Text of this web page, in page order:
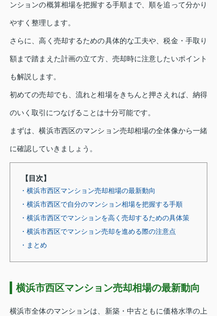
ンションの概算相場を把握する手順まで、順を追って分かり
やすく整理します。
さらに、高く売却するための具体的な工夫や、税金・手取り
額まで踏まえた計画の立て方、売却時に注意したいポイント
も解説します。
初めての売却でも、流れと相場をきちんと押さえれば、納得
のいく取引につなげることは十分可能です。
まずは、横浜市西区のマンション売却相場の全体像から一緒
に確認していきましょう。
【目次】
・横浜市西区マンション売却相場の最新動向
・横浜市西区で自分のマンション相場を把握する手順
・横浜市西区でマンションを高く売却するための具体策
・横浜市西区でマンション売却を進める際の注意点
・まとめ
横浜市西区マンション売却相場の最新動向
横浜市全体のマンションは、新築・中古ともに価格水準の上